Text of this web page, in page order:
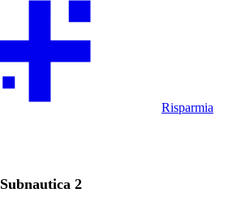
Risparmia
Subnautica 2